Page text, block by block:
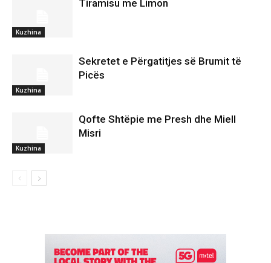
Kuzhina
Tiramisu me Limon
Kuzhina
Sekretet e Përgatitjes së Brumit të
Picës
Kuzhina
Qofte Shtëpie me Presh dhe Miell
Misri